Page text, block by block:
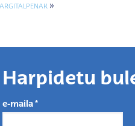
»
Harpidetu
e-maila*